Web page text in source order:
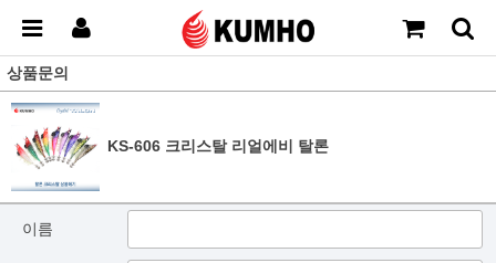
상품문의
KS-606 크리스탈 리얼에비 탈론
이름